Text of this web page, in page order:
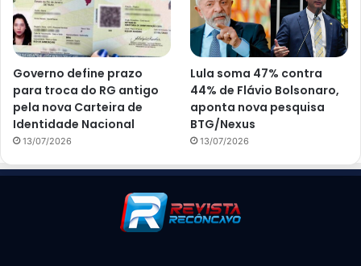
Governo define prazo
para troca do RG antigo
pela nova Carteira de
Identidade Nacional
13/07/2026
Lula soma 47% contra
44% de Flávio Bolsonaro,
aponta nova pesquisa
BTG/Nexus
13/07/2026